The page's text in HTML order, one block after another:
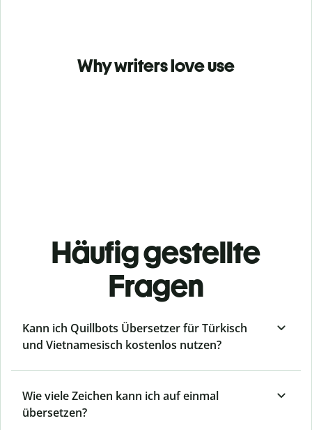
Why writers love use
Häufig gestellte
Fragen
Kann ich Quillbots Übersetzer für Türkisch
und Vietnamesisch kostenlos nutzen?
Wie viele Zeichen kann ich auf einmal
übersetzen?